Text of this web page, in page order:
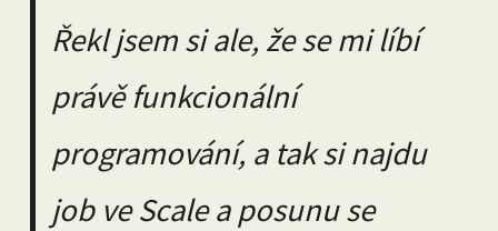
Řekl jsem si ale, že se mi líbí
právě funkcionální
programování, a tak si najdu
job ve Scale a posunu se